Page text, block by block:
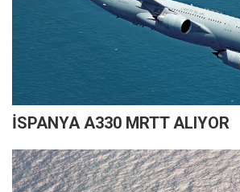
İSPANYA A330 MRTT ALIYOR